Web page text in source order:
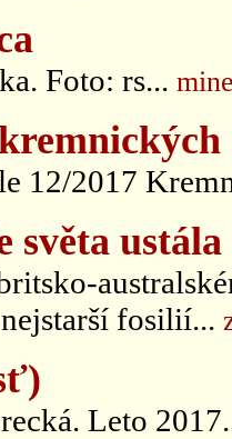
Foto: rs...
12/2017
světa
fosilií...
Leto